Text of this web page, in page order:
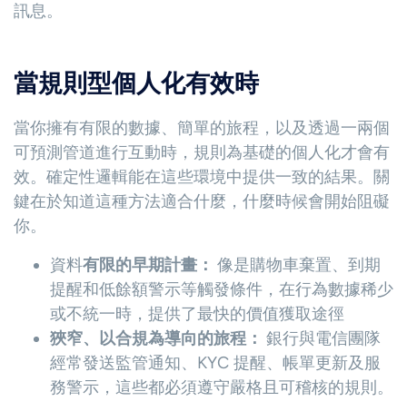
訊息。
當規則型個人化有效時
當你擁有有限的數據、簡單的旅程，以及透過一兩個
可預測管道進行互動時，規則為基礎的個人化才會有
效。確定性邏輯能在這些環境中提供一致的結果。關
鍵在於知道這種方法適合什麼，什麼時候會開始阻礙
你。
資料有限的早期計畫： 像是購物車棄置、到期
提醒和低餘額警示等觸發條件，在行為數據稀少
或不統一時，提供了最快的價值獲取途徑
狹窄、以合規為導向的旅程： 銀行與電信團隊
經常發送監管通知、KYC 提醒、帳單更新及服
務警示，這些都必須遵守嚴格且可稽核的規則。